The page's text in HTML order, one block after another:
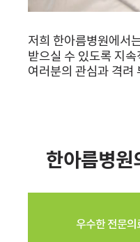
저희 한아름병원에서
받으실 수 있도록 지
여러분의 관심과 격려
한아름병원
우수한 전문